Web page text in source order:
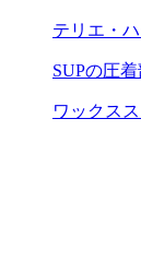
テリエ・
SUPの圧
ワックス